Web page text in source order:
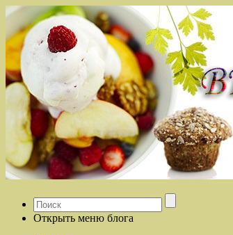
Открыть меню блога